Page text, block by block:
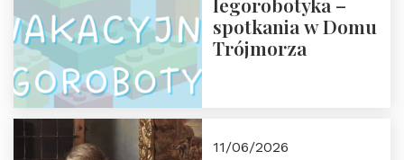
spotkania w Domu
Trójmorza
11/06/2026